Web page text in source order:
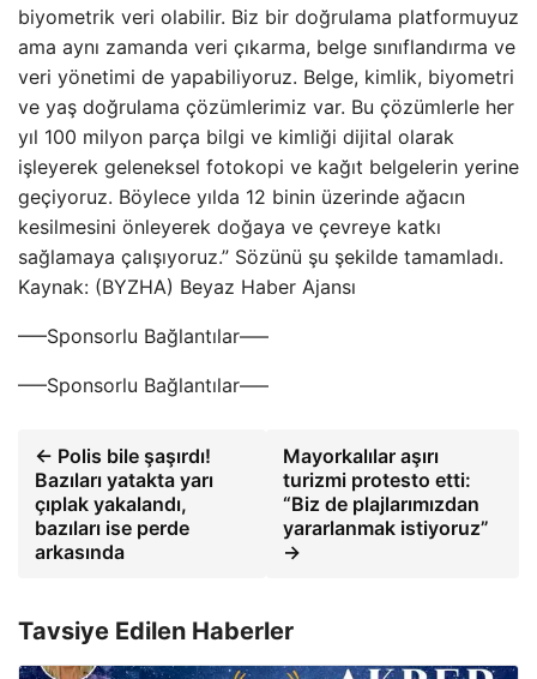
biyometrik veri olabilir. Biz bir doğrulama platformuyuz
ama aynı zamanda veri çıkarma, belge sınıflandırma ve
veri yönetimi de yapabiliyoruz. Belge, kimlik, biyometri
ve yaş doğrulama çözümlerimiz var. Bu çözümlerle her
yıl 100 milyon parça bilgi ve kimliği dijital olarak
işleyerek geleneksel fotokopi ve kağıt belgelerin yerine
geçiyoruz. Böylece yılda 12 binin üzerinde ağacın
kesilmesini önleyerek doğaya ve çevreye katkı
sağlamaya çalışıyoruz.” Sözünü şu şekilde tamamladı.
Kaynak: (BYZHA) Beyaz Haber Ajansı
—–Sponsorlu Bağlantılar—–
—–Sponsorlu Bağlantılar—–
← Polis bile şaşırdı!
Bazıları yatakta yarı
çıplak yakalandı,
bazıları ise perde
arkasında
Mayorkalılar aşırı
turizmi protesto etti:
“Biz de plajlarımızdan
yararlanmak istiyoruz”
→
Tavsiye Edilen Haberler